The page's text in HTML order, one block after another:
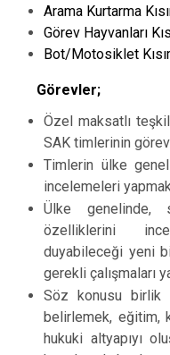
Arama Kurtarma
Görev Hayvanları
Bot/Motosiklet
Görevler;
Özel maksatlı
SAK timlerinin
Timlerin ülke
incelemeleri
Ülke
özelliklerini
duyabileceği yeni
gerekli çalışmaları
Söz konusu birlik
belirlemek, eğitim,
hukuki altyapıyı